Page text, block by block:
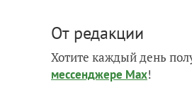
От редакции
Хотите каждый день
мессенджере Max!